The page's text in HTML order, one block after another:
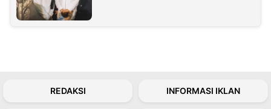
REDAKSI INFORMASI IKLAN